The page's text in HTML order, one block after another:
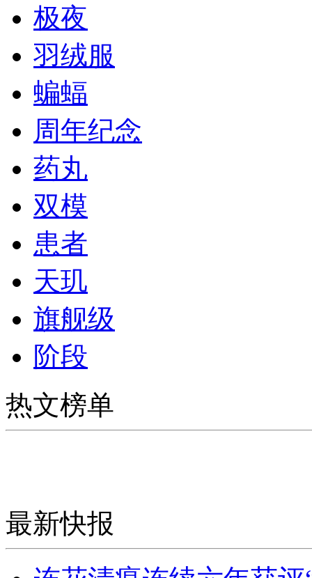
极夜
羽绒服
蝙蝠
周年纪念
药丸
双模
患者
天玑
旗舰级
阶段
热文榜单
最新快报